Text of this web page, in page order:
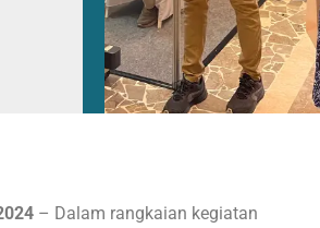
– Dalam rangkaian kegiatan